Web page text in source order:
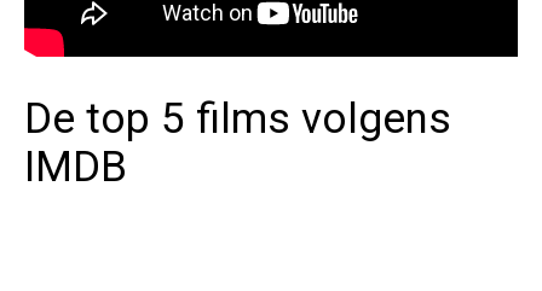
De top 5 films volgens
IMDB